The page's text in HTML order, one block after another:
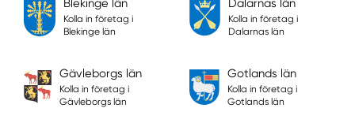
Blekinge län
Kolla in företag i
Blekinge län
Dalarnas län
Kolla in företag i
Dalarnas län
Gävleborgs län
Kolla in företag i
Gävleborgs län
Gotlands län
Kolla in företag i
Gotlands län